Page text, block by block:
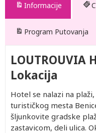
Informacije
Program Putovanja
LOUTROUVIA
Lokacija
Hotel se nalazi na
turističkog mesta
šljunkovite gradske
zastavicom, deli ulica.